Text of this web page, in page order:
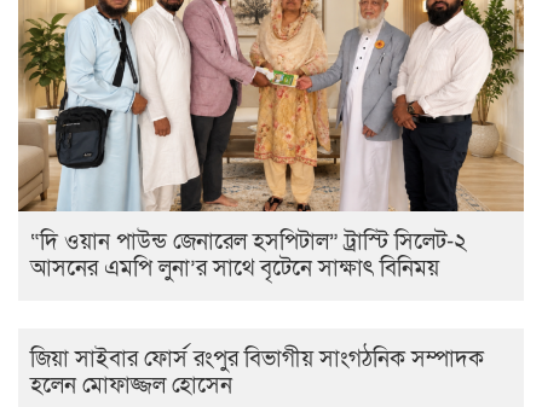
“দি ওয়ান পাউন্ড জেনারেল হসপিটাল” ট্রাস্টি সিলেট-২
আসনের এমপি লুনা’র সা‌থে বৃটেনে সাক্ষাৎ বিনিময়
জিয়া সাইবার ফোর্স রংপুর বিভাগীয় সাংগঠনিক সম্পাদক
হলেন মোফাজ্জল হোসেন